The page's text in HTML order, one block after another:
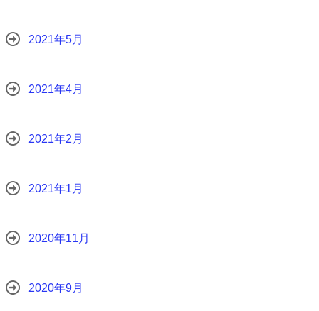
2021年5月
2021年4月
2021年2月
2021年1月
2020年11月
2020年9月